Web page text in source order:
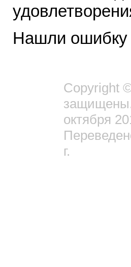
Нашли
Copyright
октября
г.